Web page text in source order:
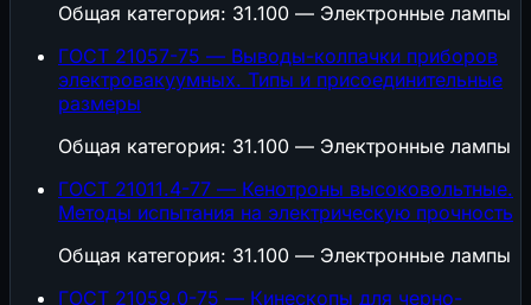
Общая категория: 31.100 — Электронные лампы
ГОСТ 21057-75 — Выводы-колпачки приборов
электровакуумных. Типы и присоединительные
размеры
Общая категория: 31.100 — Электронные лампы
ГОСТ 21011.4-77 — Кенотроны высоковольтные.
Методы испытания на электрическую прочность
Общая категория: 31.100 — Электронные лампы
ГОСТ 21059.0-75 — Кинескопы для черно-